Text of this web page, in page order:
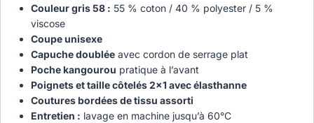
Couleur gris 58 : 55 % coton / 40 % polyester / 5 %
viscose
Coupe unisexe
Capuche doubléeavec cordon de serrage plat
Poche kangourou pratique à l’avant
Poignets et taille côtelés 2×1 avec élasthanne
Coutures bordées de tissu assorti
Entretien : lavage en machine jusqu’à 60°C